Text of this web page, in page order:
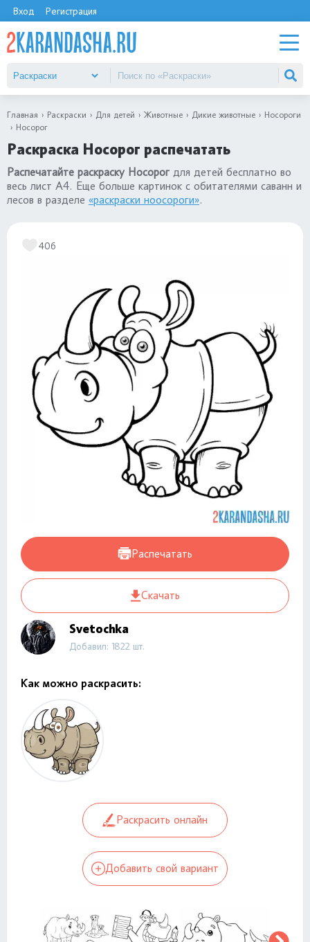
Вход Регистрация
Главная Раскраски Для детей Животные Дикие животные
Носороги
Носорог
Раскраска Носорог распечатать
Распечатайте раскраску Носорог для детей бесплатно во
весь лист А4. Еще больше картинок с обитателями саванн и
лесов в разделе «раскраски ноосороги».
406
Распечатать
Скачать
Svetochka
Добавил: 1822 шт.
Как можно раскрасить:
Раскрасить онлайн
Добавить свой вариант